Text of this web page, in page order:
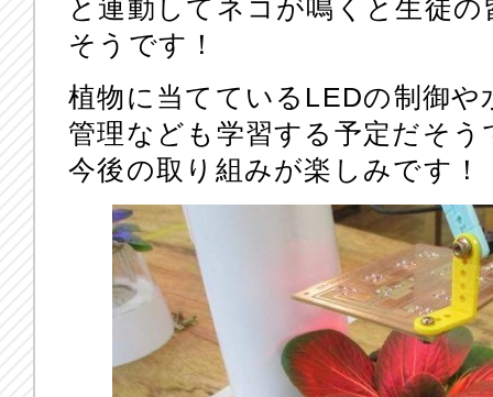
と連動してネコが鳴くと生徒
そうです！
植物に当てているLEDの制御
管理なども学習する予定だそう
今後の取り組みが楽しみです！